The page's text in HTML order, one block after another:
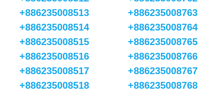
+886235008513
+886235008514
+886235008515
+886235008516
+886235008517
+886235008518
+886235008763
+886235008764
+886235008765
+886235008766
+886235008767
+886235008768